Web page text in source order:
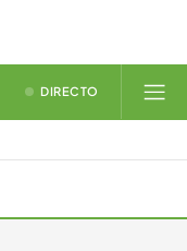
DIRECTO